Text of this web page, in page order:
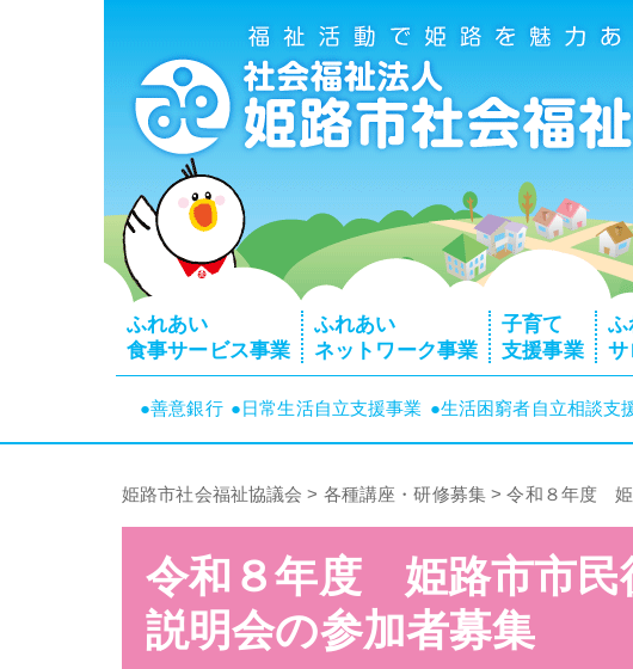
ふれあい
食事サービス事業
ふれあい
ネットワーク事業
子育て
支援事業
ふ
サ
●善意銀行 ●日常生活自立支援事業 ●生活困窮者自立相談支
姫路市社会福祉協議会 > 各種講座・研修募集>令和８年度 姫
令和８年度 姫路市市
説明会の参加者募集